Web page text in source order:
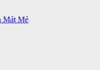
Mát Mẻ